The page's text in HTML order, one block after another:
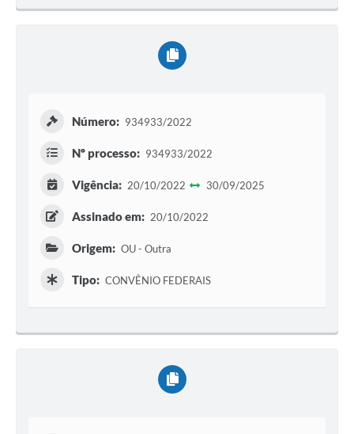
Número: 934933/2022
Nº processo: 934933/2022
Vigência: 20/10/2022 30/09/2025
Assinado em: 20/10/2022
Origem: OU - Outra
Tipo: CONVÊNIO FEDERAIS